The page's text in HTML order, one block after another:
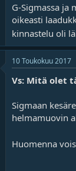
G-Sigmassa ja
oikeasti
kinnastelu oli
10 Toukokuu 2017
Vs: Mitä olet
Sigmaan
helmamuovin
Huomenna